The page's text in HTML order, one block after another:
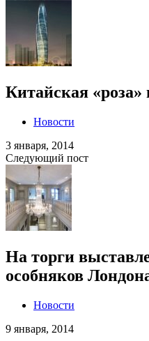
Китайская
Новости
3 января, 2014
Следующий пост
На торги
особняков
Новости
9 января, 2014